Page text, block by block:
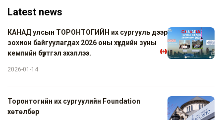
Latest news
КАНАД улсын ТОРОНТОГИЙН их сургууль дээр
зохион байгуулагдах 2026 оны хүүхдийн зуны
кемпийн бүртгэл эхэллээ.
2026-01-14
Торонтогийн их сургуулийн Foundation
хөтөлбөр